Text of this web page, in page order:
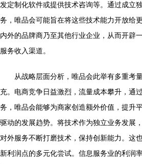
发定制化软件或提供技术咨询等。通过成立
务，唯品会可能旨在将这些技术能力开放给
内外的品牌商乃至其他行业企业，从而开辟
服务收入渠道。
从战略层面分析，唯品会此举有多重考
充。电商竞争日益激烈，流量成本攀升，通
务，唯品会能够为商家创造额外价值，提升
驱动的发展趋势。将技术作为独立业务发展
对外服务不断打磨技术，保持创新能力。这
新利润点的多元化尝试。信息服务业的利润